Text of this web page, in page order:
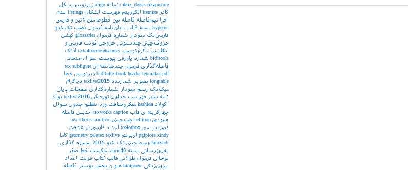
tabriz_thesis tikzpicture نمایه align زیرنویس شکل
کادر
itemize الگوریتم فهرست اشکال listings عدم
اجرا
نیم‌فاصله فاصله بین خطوط متن لاتین و فارسی
hyperref بسته قالب پایان‌نامه فرمول نصب تک‌لایو
فارسی‌تک نمودار شماره فرمول glossaries کپشن
حروف‌چینی چندستونی خروجی فونت فارسی و
انگلیسی ماکرونویسی extrafootnotefeatures لاتک
biditools شماره پاورقی پیوست‌ سوال امتحانی
فاصله‌گذاری فرمول چندضابطه‌ای tex subfigure
biditufte-book header texmaker pdf زیرنویس خطا
longtable تصویر شمارنده texlive2015 دیاگرام
میک‌تک رسم نمودار شماره‌گذاری صفحات پایان
نامه شعر فهرست جداول تورفتگی texlive2016 بولد
آکولاد kashida میکروسافت ورد تنظیم جدول سوال
چهارگزینه‌ای قاب texworks caption اندیس فاصله
عمودی lollipop چپ‌چینی iust-thesis multicol
فصل‌نویسی tcolorbox اعداد فارسی نوشتافت
pgfplots xindy اوبونتو geometry xelatex texlive
کاما
fancyhdr وسط‌چینی تک لایو 2015
شماره گذاری
به‌روزرسانی بسته aimc46 شکست خط صفر
توخالی فرمول طولانی قالب کتاب فونت اعداد
بیرون‌زدگی bidipoem عنوان بخش پوستر
فاصله